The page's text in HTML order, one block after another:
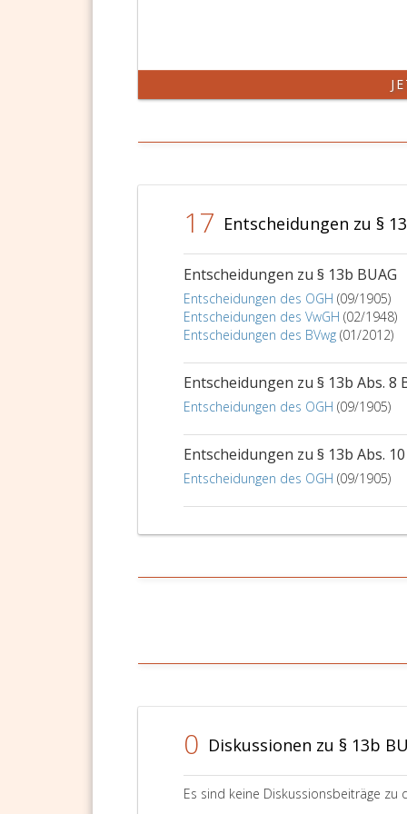
eins,
17 Entscheidungen zu §
Entscheidungen zu § 13b BUAG
Entscheidungen des OGH (09/1905)
Entscheidungen des VwGH (02/1948)
Entscheidungen des BVwg (01/2012)
Entscheidungen zu § 13b Abs. 8
Entscheidungen des OGH (09/1905)
Entscheidungen zu § 13b Abs. 10
Entscheidungen des OGH (09/1905)
0 Diskussionen zu § 13b
Es sind keine Diskussionsbeiträge zu